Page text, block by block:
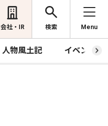
会社・IR 検索 Menu
人物風土記 イベント